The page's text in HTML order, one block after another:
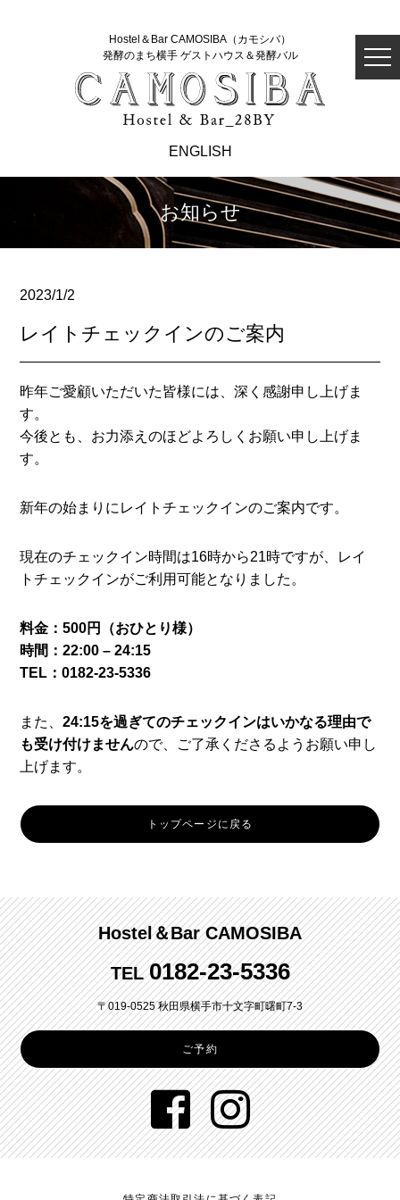
Hostel＆Bar CAMOSIBA（カモシバ）
発酵のまち横手 ゲストハウス＆発酵バル
ENGLISH
お知らせ
2023/1/2
レイトチェックインのご案内
昨年ご愛顧いただいた皆様には、深く感謝申し上げま
す。
今後とも、お力添えのほどよろしくお願い申し上げま
す。
新年の始まりにレイトチェックインのご案内です。
現在のチェックイン時間は16時から21時ですが、レイ
トチェックインがご利用可能となりました。
料金：500円（おひとり様）
時間：22:00 – 24:15
TEL：0182-23-5336
また、24:15を過ぎてのチェックインはいかなる理由で
も受け付けませんので、ご了承くださるようお願い申し
上げます。
トップページに戻る
Hostel＆Bar CAMOSIBA
TEL0182-23-5336
〒019-0525 秋田県横手市十文字町曙町7-3
ご予約